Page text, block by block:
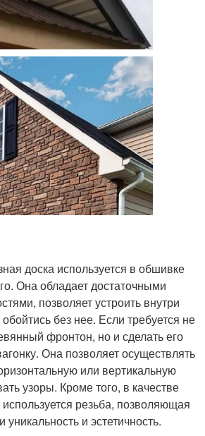
доска используется в обшивке
Она обладает достаточными
позволяет устроить внутри
без нее. Если требуется не
фронтон, но и сделать его
Она позволяет осуществлять
или вертикальную
узоры. Кроме того, в качестве
резьба, позволяющая
уникальность и эстетичность.